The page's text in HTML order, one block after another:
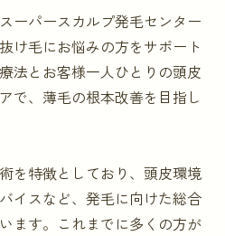
ーパースカルプ発毛センター
け毛にお悩みの方をサポート
法とお客様一人ひとりの頭皮
で、薄毛の根本改善を目指し
を特徴としており、頭皮環境
イスなど、発毛に向けた総合
ます。これまでに多くの方が